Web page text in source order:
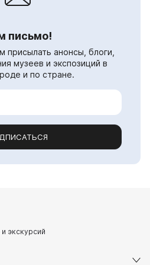
письмо!
присылать анонсы, блоги,
музеев и экспозиций в
и по стране.
экскурсий